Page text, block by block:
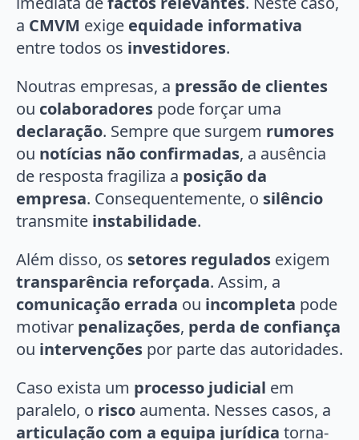
a CMVM exige equidade informativa
entre todos os investidores.
Noutras empresas, a pressão de clientes
ou colaboradores pode forçar uma
declaração. Sempre que surgem rumores
ou notícias não confirmadas, a ausência
de resposta fragiliza a posição da
empresa. Consequentemente, o silêncio
transmite instabilidade.
Além disso, os setores regulados exigem
transparência reforçada. Assim, a
comunicação errada ou incompleta pode
motivar penalizações, perda de confiança
ou intervenções por parte das autoridades.
Caso exista um processo judicial em
paralelo, o risco aumenta. Nesses casos, a
articulação com a equipa jurídica torna-